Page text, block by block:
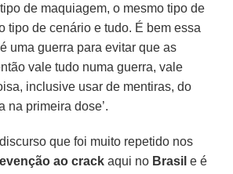
de maquiagem, o mesmo tipo de
tipo de cenário e tudo. É bem essa
uma guerra para evitar que as
vale tudo numa guerra, vale
inclusive usar de mentiras, do
na primeira dose’.
que foi muito repetido nos
ao crack aqui no Brasil e é